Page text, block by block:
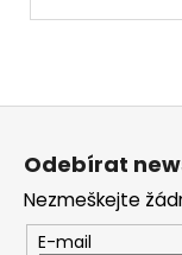
Z
Odebírat
Nezmeškejte
E-mail